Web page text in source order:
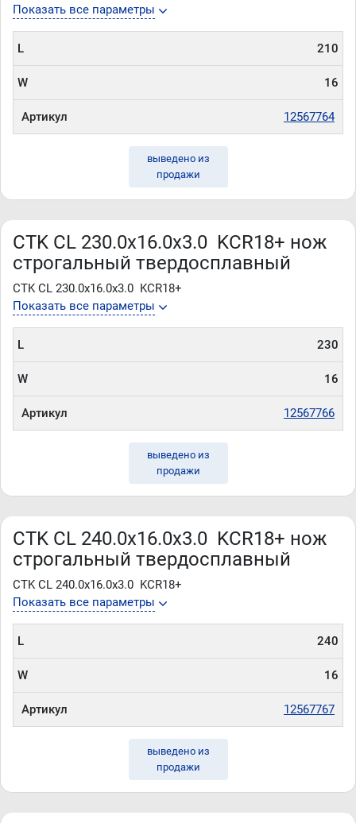
Показать все параметры
L 210
W 16
Артикул 12567764
выведено из
продажи
CTK CL 230.0x16.0x3.0 KCR18+ нож
строгальный твердосплавный
CTK CL 230.0x16.0x3.0 KCR18+
Показать все параметры
L 230
W 16
Артикул 12567766
выведено из
продажи
CTK CL 240.0x16.0x3.0 KCR18+ нож
строгальный твердосплавный
CTK CL 240.0x16.0x3.0 KCR18+
Показать все параметры
L 240
W 16
Артикул 12567767
выведено из
продажи